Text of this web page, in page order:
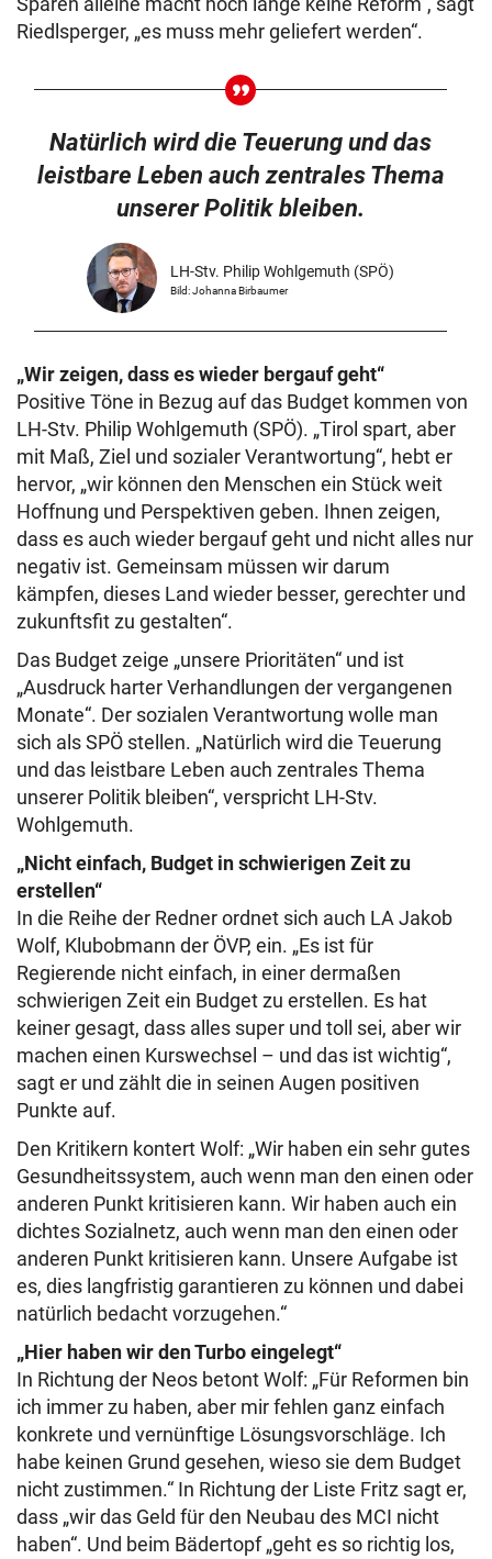
Riedlsperger, „es muss mehr geliefert werden“.
Natürlich wird die Teuerung und das
leistbare Leben auch zentrales Thema
unserer Politik bleiben.
LH-Stv. Philip Wohlgemuth (SPÖ)
Bild: Johanna Birbaumer
„Wir zeigen, dass es wieder bergauf geht“
Positive Töne in Bezug auf das Budget kommen von
LH-Stv. Philip Wohlgemuth (SPÖ). „Tirol spart, aber
mit Maß, Ziel und sozialer Verantwortung“, hebt er
hervor, „wir können den Menschen ein Stück weit
Hoffnung und Perspektiven geben. Ihnen zeigen,
dass es auch wieder bergauf geht und nicht alles nur
negativ ist. Gemeinsam müssen wir darum
kämpfen, dieses Land wieder besser, gerechter und
zukunftsfit zu gestalten“.
Das Budget zeige „unsere Prioritäten“ und ist
„Ausdruck harter Verhandlungen der vergangenen
Monate“. Der sozialen Verantwortung wolle man
sich als SPÖ stellen. „Natürlich wird die Teuerung
und das leistbare Leben auch zentrales Thema
unserer Politik bleiben“, verspricht LH-Stv.
Wohlgemuth.
„Nicht einfach, Budget in schwierigen Zeit zu
erstellen“
In die Reihe der Redner ordnet sich auch LA Jakob
Wolf, Klubobmann der ÖVP, ein. „Es ist für
Regierende nicht einfach, in einer dermaßen
schwierigen Zeit ein Budget zu erstellen. Es hat
keiner gesagt, dass alles super und toll sei, aber wir
machen einen Kurswechsel – und das ist wichtig“,
sagt er und zählt die in seinen Augen positiven
Punkte auf.
Den Kritikern kontert Wolf: „Wir haben ein sehr gutes
Gesundheitssystem, auch wenn man den einen oder
anderen Punkt kritisieren kann. Wir haben auch ein
dichtes Sozialnetz, auch wenn man den einen oder
anderen Punkt kritisieren kann. Unsere Aufgabe ist
es, dies langfristig garantieren zu können und dabei
natürlich bedacht vorzugehen.“
„Hier haben wir den Turbo eingelegt“
In Richtung der Neos betont Wolf: „Für Reformen bin
ich immer zu haben, aber mir fehlen ganz einfach
konkrete und vernünftige Lösungsvorschläge. Ich
habe keinen Grund gesehen, wieso sie dem Budget
nicht zustimmen.“ In Richtung der Liste Fritz sagt er,
dass „wir das Geld für den Neubau des MCI nicht
haben“. Und beim Bädertopf „geht es so richtig los,